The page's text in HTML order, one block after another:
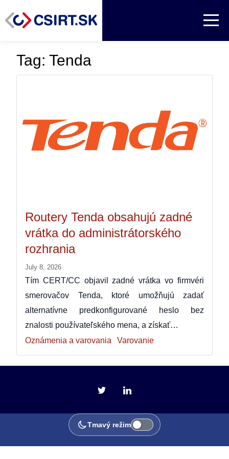
Tag: Tenda
Routery Tenda obsahujú zadné
vrátka do administrátorského
rozhrania
July 8, 2026
Tím CERT/CC objavil zadné vrátka vo firmvéri
smerovačov Tenda, ktoré umožňujú zadať
alternatívne predkonfigurované heslo bez
znalosti používateľského mena, a získať…
Oznámenia a varovania
Varovanie
Tmavý režim